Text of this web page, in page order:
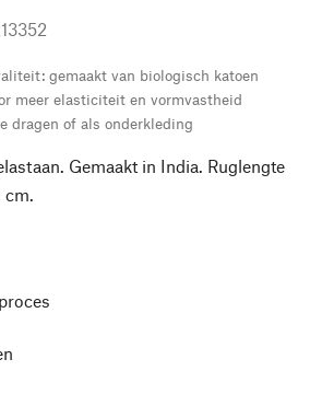
gemaakt van biologisch katoen
meer elasticiteit en vormvastheid
dragen of als onderkleding
Gemaakt in India. Ruglengte
cm.